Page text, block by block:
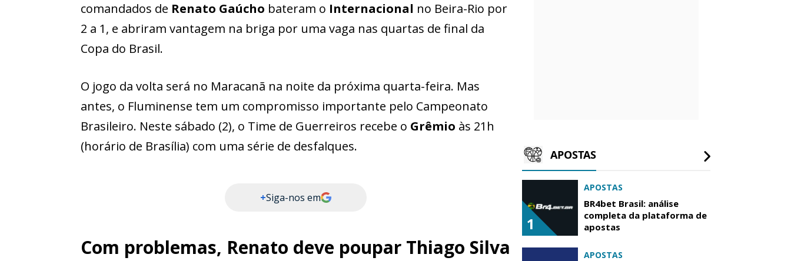
comandados de Renato Gaúcho bateram o Internacional no Beira-Rio por
2 a 1, e abriram vantagem na briga por uma vaga nas quartas de final da
Copa do Brasil.
O jogo da volta será no Maracanã na noite da próxima quarta-feira. Mas
antes, o Fluminense tem um compromisso importante pelo Campeonato
Brasileiro. Neste sábado (2), o Time de Guerreiros recebe o Grêmio às 21h
(horário de Brasília) com uma série de desfalques.
+Siga-nos em
Com problemas, Renato deve poupar Thiago Silva
APOSTAS
1
APOSTAS
BR4bet Brasil: análise
completa da plataforma de
apostas
APOSTAS